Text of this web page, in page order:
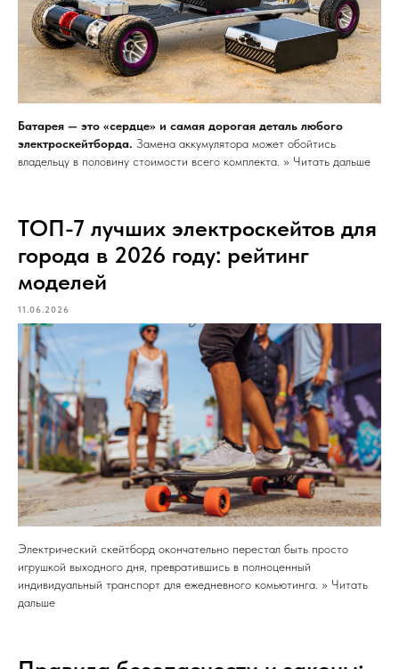
Батарея — это «сердце» и самая дорогая деталь любого
электроскейтборда. Замена аккумулятора может обойтись
владельцу в половину стоимости всего комплекта. >> Читать дальше
ТОП-7 лучших электроскейтов для
города в 2026 году: рейтинг
моделей
11.06.2026
Электрический скейтборд окончательно перестал быть просто
игрушкой выходного дня, превратившись в полноценный
индивидуальный транспорт для ежедневного комьютинга. >> Читать
дальше